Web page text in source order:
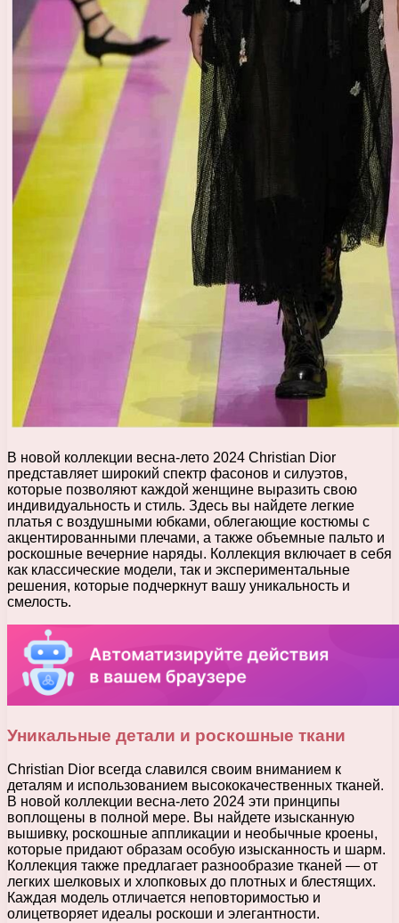
В новой коллекции весна-лето 2024 Christian Dior
представляет широкий спектр фасонов и силуэтов,
которые позволяют каждой женщине выразить свою
индивидуальность и стиль. Здесь вы найдете легкие
платья с воздушными юбками, облегающие костюмы с
акцентированными плечами, а также объемные пальто и
роскошные вечерние наряды. Коллекция включает в себя
как классические модели, так и экспериментальные
решения, которые подчеркнут вашу уникальность и
смелость.
Уникальные детали и роскошные ткани
Christian Dior всегда славился своим вниманием к
деталям и использованием высококачественных тканей.
В новой коллекции весна-лето 2024 эти принципы
воплощены в полной мере. Вы найдете изысканную
вышивку, роскошные аппликации и необычные кроены,
которые придают образам особую изысканность и шарм.
Коллекция также предлагает разнообразие тканей — от
легких шелковых и хлопковых до плотных и блестящих.
Каждая модель отличается неповторимостью и
олицетворяет идеалы роскоши и элегантности.